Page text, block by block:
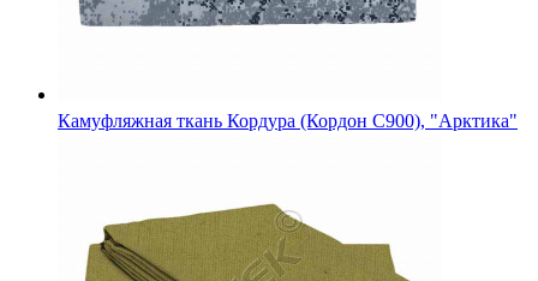
Ткань Палаточная (Горка) 100% хлопок